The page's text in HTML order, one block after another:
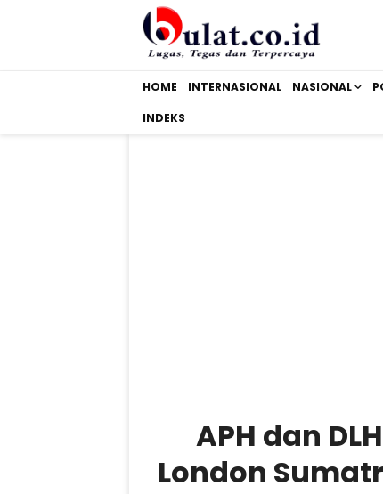
HOME INTERNASIONAL NASIONAL
INDEKS
APH dan
London